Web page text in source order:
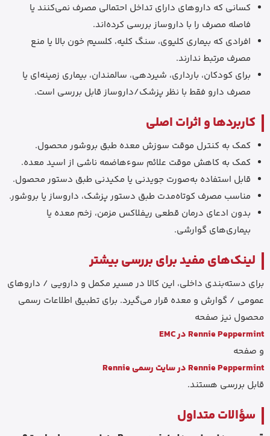
کسانی که داروهای دارای تداخل احتمالی مصرف نمی‌کنند یا
فاصله مصرف را با داروساز بررسی کرده‌اند.
افرادی که بیماری کلیوی، سنگ کلیه، کلسیم خون بالا یا منع
مصرف مرتبط ندارند.
برای کودکان، بارداری، شیردهی، سالمندان، بیماری زمینه‌ای یا
مصرف دارو فقط با نظر پزشک/داروساز قابل بررسی است.
کاربردها و اثرات اصلی
کمک به کنترل موقت سوزش معده طبق بروشور محصول.
کمک به کاهش موقت علائم سوءهاضمه ناشی از اسید معده.
قابل استفاده به‌صورت جویدنی یا مکیدنی طبق دستور محصول.
مناسب مصرف کوتاه‌مدت طبق دستور پزشک، داروساز یا بروشور.
بدون ادعای درمان قطعی ریفلاکس مزمن، زخم معده یا
بیماری‌های گوارشی.
لینک‌های مفید برای بررسی بیشتر
برای دسته‌بندی داخلی، این کالا در مسیر مکمل و دارویی / داروهای
عمومی / گوارش و معده قرار می‌گیرد. برای تطبیق اطلاعات رسمی
محصول نیز صفحه
Rennie Peppermint در EMC
و صفحه
Rennie Peppermint در سایت رسمی Rennie
قابل بررسی هستند.
سؤالات متداول